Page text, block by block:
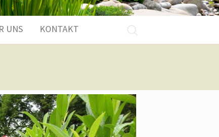
UNS KONTAKT